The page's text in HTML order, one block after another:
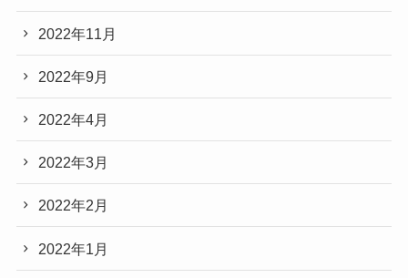
2022年11月
2022年9月
2022年4月
2022年3月
2022年2月
2022年1月